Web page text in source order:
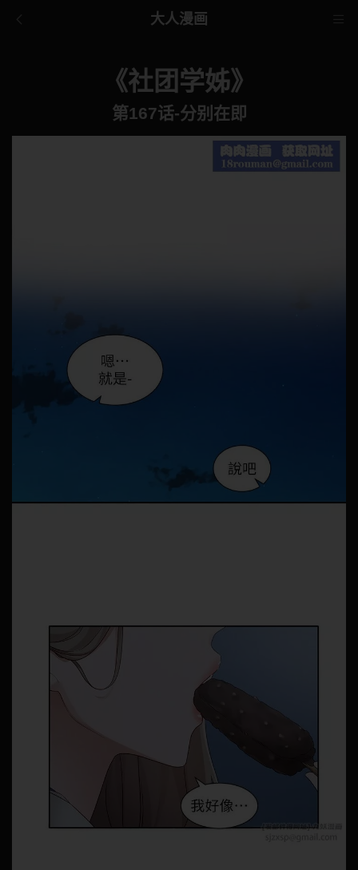
大人漫画
《社团学姊》
第167话-分别在即